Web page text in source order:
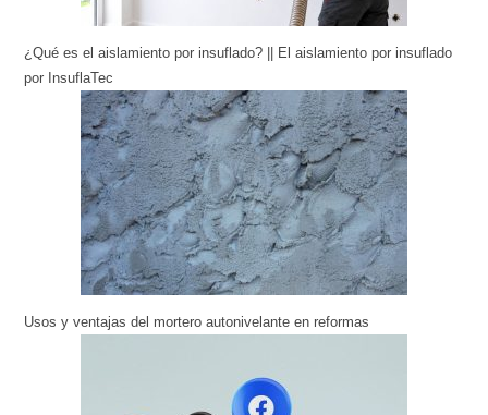
¿Qué es el aislamiento por insuflado? || El aislamiento por insuflado
por InsuflaTec
Usos y ventajas del mortero autonivelante en reformas